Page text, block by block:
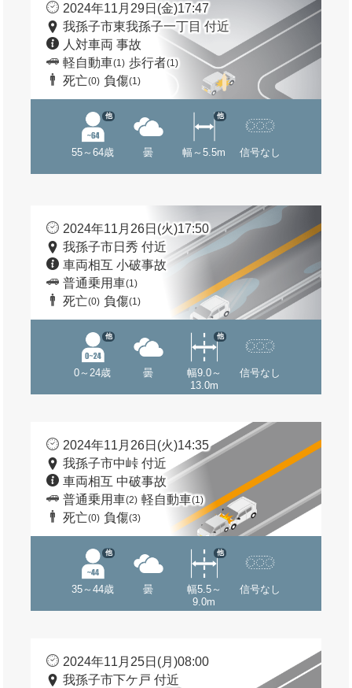
2024年11月29日(金)17:47
我孫子市東我孫子一丁目 付近
人対車両 事故
軽自動車(1) 歩行者(1)
死亡(0) 負傷(1)
55～64歳
他
曇 幅～5.5m
他
信号なし
2024年11月26日(火)17:50
我孫子市日秀 付近
車両相互 小破事故
普通乗用車(1)
死亡(0) 負傷(1)
0～24歳
他
曇
幅9.0～
13.0m
他
信号なし
2024年11月26日(火)14:35
我孫子市中峠 付近
車両相互 中破事故
普通乗用車(2) 軽自動車(1)
死亡(0) 負傷(3)
35～44歳
他
曇
幅5.5～
9.0m
他
信号なし
2024年11月25日(月)08:00
我孫子市下ケ戸 付近